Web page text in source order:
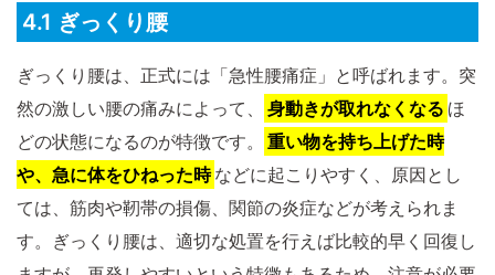
4.1 ぎっくり腰
ぎっくり腰は、正式には「急性腰痛症」と呼ばれます。突
然の激しい腰の痛みによって、
身動きが取れなくなる ほ
どの状態になるのが特徴です。
重い物を持ち上げた時
や、急に体をひねった時 などに起こりやすく、原因とし
ては、筋肉や靭帯の損傷、関節の炎症などが考えられま
す。ぎっくり腰は、適切な処置を行えば比較的早く回復し